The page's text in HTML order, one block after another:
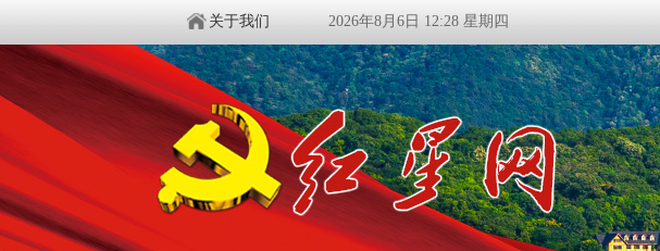
关于我们 2026年8月6日 12:28 星期四